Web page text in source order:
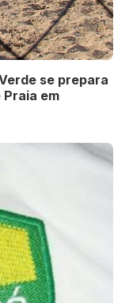
se prepara
Praia em